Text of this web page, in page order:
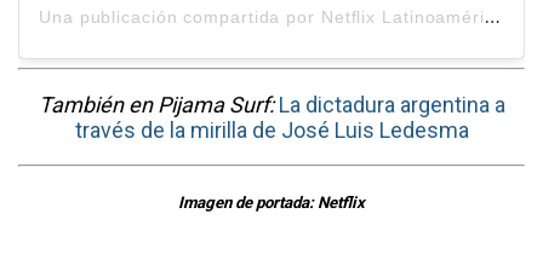
U
na publicación compartida por Netflix Latinoamérica (@netflixlat)
También en Pijama Surf: La dictadura argentina a
través de la mirilla de José Luis Ledesma
Imagen de portada: Netflix